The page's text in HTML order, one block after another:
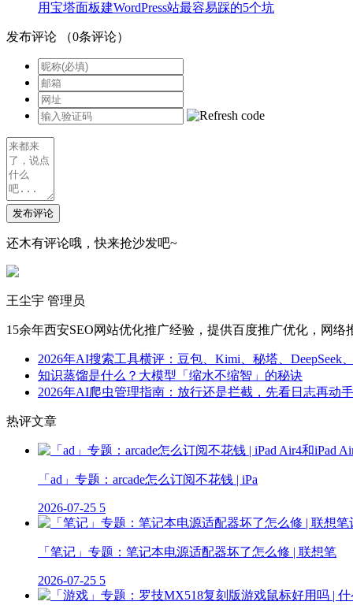
用宝塔面板建WordPress站最容易踩的5个坑
发布评论 （0条评论）
发布评论
还木有评论哦，快来抢沙发吧~
王尘宇 管理员
15余年西安SEO网站优化推广经验，提供百度推广优化，网
2026年AI搜索工具横评：豆包、Kimi、秘塔、DeepSeek
知识蒸馏是什么？大模型「缩水不缩智」的秘诀
2026年AI爬虫管理指南：放行还是拦截，先看日志再动手
热评文章
「ad」专题：arcade怎么订阅不花钱 | iPa
2026-07-25 5
「笔记」专题：笔记本电源适配器坏了怎么修 | 联想笔
2026-07-25 5